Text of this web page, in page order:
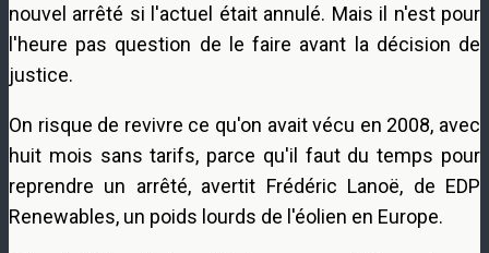
nouvel arrêté si l'actuel était annulé. Mais il n'est pour
l'heure pas question de le faire avant la décision de
justice.
On risque de revivre ce qu'on avait vécu en 2008, avec
huit mois sans tarifs, parce qu'il faut du temps pour
reprendre un arrêté, avertit Frédéric Lanoë, de EDP
Renewables, un poids lourds de l'éolien en Europe.